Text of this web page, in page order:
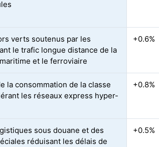
verts soutenus par les
le trafic longue distance de la
et le ferroviaire
+0.6%
la consommation de la classe
les réseaux express hyper-
+0.8%
sous douane et des
réduisant les délais de
+0.5%